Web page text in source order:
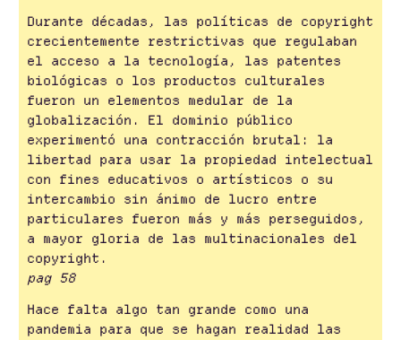
Durante décadas, las políticas de copyright
crecientemente restrictivas que regulaban
el acceso a la tecnología, las patentes
biológicas o los productos culturales
fueron un elementos medular de la
globalización. El dominio público
experimentó una contracción brutal: la
libertad para usar la propiedad intelectual
con fines educativos o artísticos o su
intercambio sin ánimo de lucro entre
particulares fueron más y más perseguidos,
a mayor gloria de las multinacionales del
copyright.
pag 58
Hace falta algo tan grande como una
pandemia para que se hagan realidad las